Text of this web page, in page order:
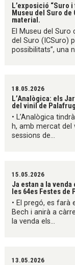
L’exposició “Suro
Museu del Suro de
material.
El Museu del Suro
del Suro (ICSuro)
possibilitats”, una
18.05.2026
L’Analògica: els
del vinil de
• L’Analògica
h, amb mercat del
sessions de...
15.05.2026
Ja estan a la
les 64es Festes de
• El pregó, es farà
Bech i anirà a
la venda els...
13.05.2026